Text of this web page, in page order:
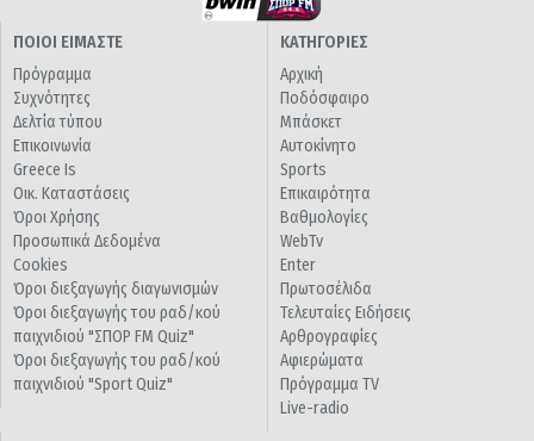
ΠΟΙΟΙ ΕΙΜΑΣΤΕ
Πρόγραμμα
Συχνότητες
Δελτία τύπου
Επικοινωνία
Greece Is
Οικ. Καταστάσεις
Όροι Χρήσης
Προσωπικά Δεδομένα
Cookies
Όροι διεξαγωγής διαγωνισμών
Όροι διεξαγωγής του ραδ/κού
παιχνιδιού "ΣΠΟΡ FM Quiz"
Όροι διεξαγωγής του ραδ/κού
παιχνιδιού "Sport Quiz"
ΚΑΤΗΓΟΡΙΕΣ
Αρχική
Ποδόσφαιρο
Μπάσκετ
Αυτοκίνητο
Sports
Επικαιρότητα
Βαθμολογίες
WebTv
Enter
Πρωτοσέλιδα
Τελευταίες Ειδήσεις
Αρθρογραφίες
Αφιερώματα
Πρόγραμμα TV
Live-radio